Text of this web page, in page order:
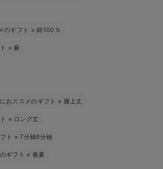
のギフト ×綿100％
× 麻
おススメのギフト × 膝上丈
× ロング丈
ト ×7分袖8分袖
ギフト ×春夏